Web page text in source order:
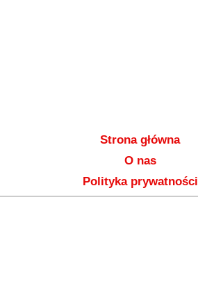
Strona główna
O nas
Polityka prywatności